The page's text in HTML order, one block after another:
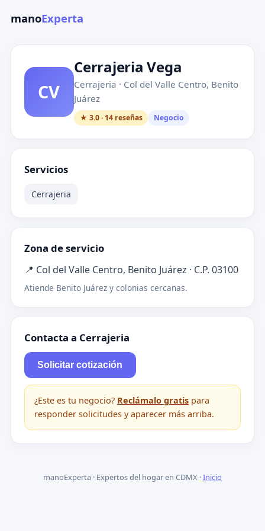
manoExperta
CV
Cerrajeria Vega
Cerrajeria · Col del Valle Centro, Benito
Juárez
★ 3.0 · 14 reseñas Negocio
Servicios
Cerrajeria
Zona de servicio
📍 Col del Valle Centro, Benito Juárez · C.P. 03100
Atiende Benito Juárez y colonias cercanas.
Contacta a Cerrajeria
Solicitar cotización
¿Este es tu negocio? Reclámalo gratispara
responder solicitudes y aparecer más arriba.
manoExperta · Expertos del hogar en CDMX ·Inicio